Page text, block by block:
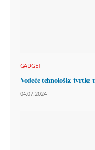
GADGET
Vodeće tehnološke tvrtke
04.07.2024